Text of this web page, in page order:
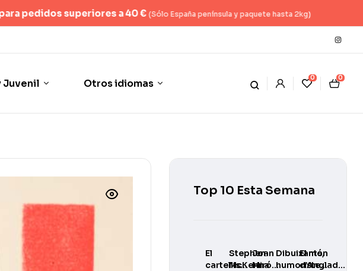
a 40 €(Sólo España península y paquete hasta 2kg)
Juvenil Otros idiomas 0 0
Top 10 Esta Semana
El
cartellisme
Stephen
McKenna
Joan
Miró.
Dibuixants,
humoristes
El món
d’Anglada-